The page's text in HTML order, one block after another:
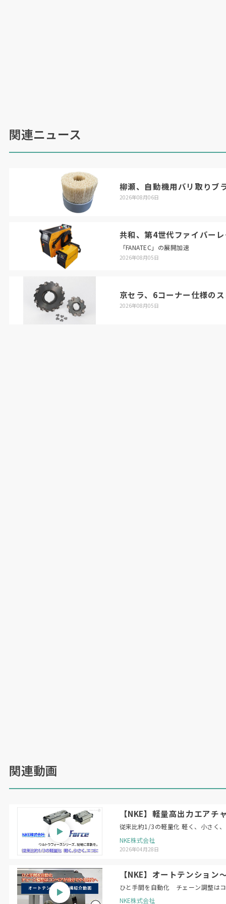
関連ニュース
柳瀬、自動機用バリ取りブ
2026年08月06日
共和、第4世代ファイバー
「FANATEC」の展開加速
2026年08月05日
京セラ、6コーナー仕様の
2026年08月05日
関連動画
【NKE】軽量高出力エア
従来比約1/3の軽量化 軽く、小さく
NKE株式会社
2026年04月28日
【NKE】オートテンショ
ひと手間を自動化 チェーン調整は
NKE株式会社